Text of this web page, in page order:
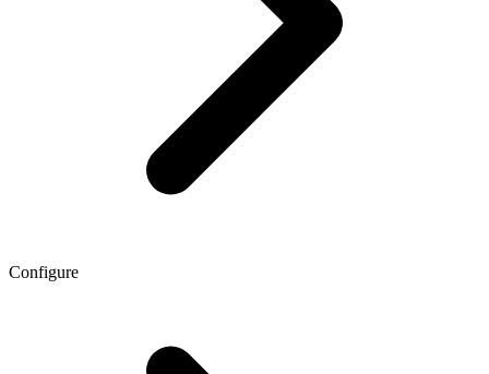
Configure